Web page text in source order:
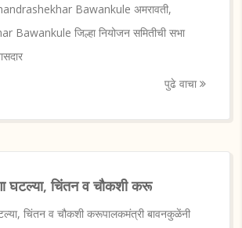
Bawankule अमरावती,
Bawankule जिल्हा नियोजन समितीची सभा
पुढे वाचा
घटल्या, चिंतन व चौकशी करू
चिंतन व चौकशी करूपालकमंत्री बावनकुळेंनी